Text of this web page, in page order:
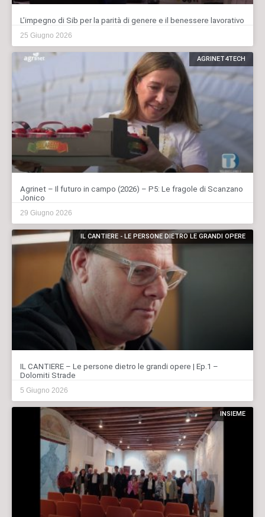
L’impegno di Sib per la parità di genere e il benessere lavorativo
25 Giugno 2026
AGRINET4TECH
Agrinet – Il futuro in campo (2026) – P5: Le fragole di Scanzano
Jonico
29 Giugno 2026
IL CANTIERE - LE PERSONE DIETRO LE GRANDI OPERE
IL CANTIERE – Le persone dietro le grandi opere | Ep.1 –
Dolomiti Strade
5 Giugno 2026
INSIEME